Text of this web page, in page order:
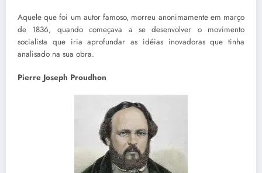
Aquele que foi um autor famoso, morreu anonimamente em março
de 1836, quando começava a se desenvolver o movimento
socialista que iria aprofundar as idéias inovadoras que tinha
analisado na sua obra.
Pierre Joseph Proudhon